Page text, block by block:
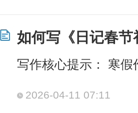
如何写《日记春
写作核心提示： 寒假
2026-04-11 07:11